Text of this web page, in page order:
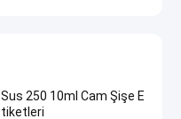
Sus 250 10ml Cam Şişe E
tiketleri